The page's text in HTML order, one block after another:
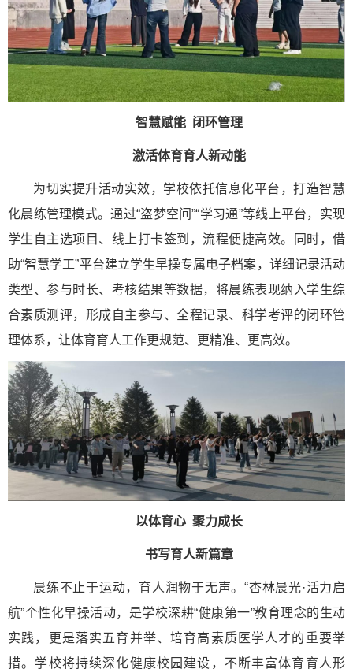
智慧赋能 闭环管理
激活体育育人新动能
为切实提升活动实效，学校依托信息化平台，打造智慧
化晨练管理模式。通过“盗梦空间”“学习通”等线上平台，实现
学生自主选项目、线上打卡签到，流程便捷高效。同时，借
助“智慧学工”平台建立学生早操专属电子档案，详细记录活动
类型、参与时长、考核结果等数据，将晨练表现纳入学生综
合素质测评，形成自主参与、全程记录、科学考评的闭环管
理体系，让体育育人工作更规范、更精准、更高效。
以体育心 聚力成长
书写育人新篇章
晨练不止于运动，育人润物于无声。“杏林晨光·活力启
航”个性化早操活动，是学校深耕“健康第一”教育理念的生动
实践，更是落实五育并举、培育高素质医学人才的重要举
措。学校将持续深化健康校园建设，不断丰富体育育人形